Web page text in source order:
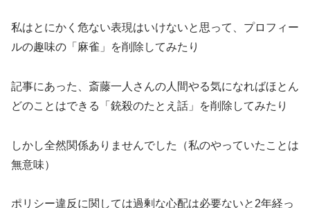
私はとにかく危ない表現はいけないと思って、プロフィー
ルの趣味の「麻雀」を削除してみたり
記事にあった、斎藤一人さんの人間やる気になればほとん
どのことはできる「銃殺のたとえ話」を削除してみたり
しかし全然関係ありませんでした（私のやっていたことは
無意味）
ポリシー違反に関しては過剰な心配は必要ないと2年経っ